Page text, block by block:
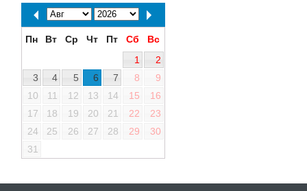
Пн Вт Ср Чт Пт Сб
Вс
1
2
3
4 5 6 7 8
9
10
11 12 13 14 15
16
17
18 19 20 21 22
23
24
25 26 27 28 29
30
31